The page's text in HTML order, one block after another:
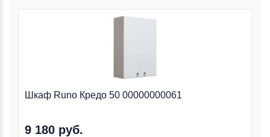
Шкаф Runo Кредо 50 00000000061
9 180 руб.